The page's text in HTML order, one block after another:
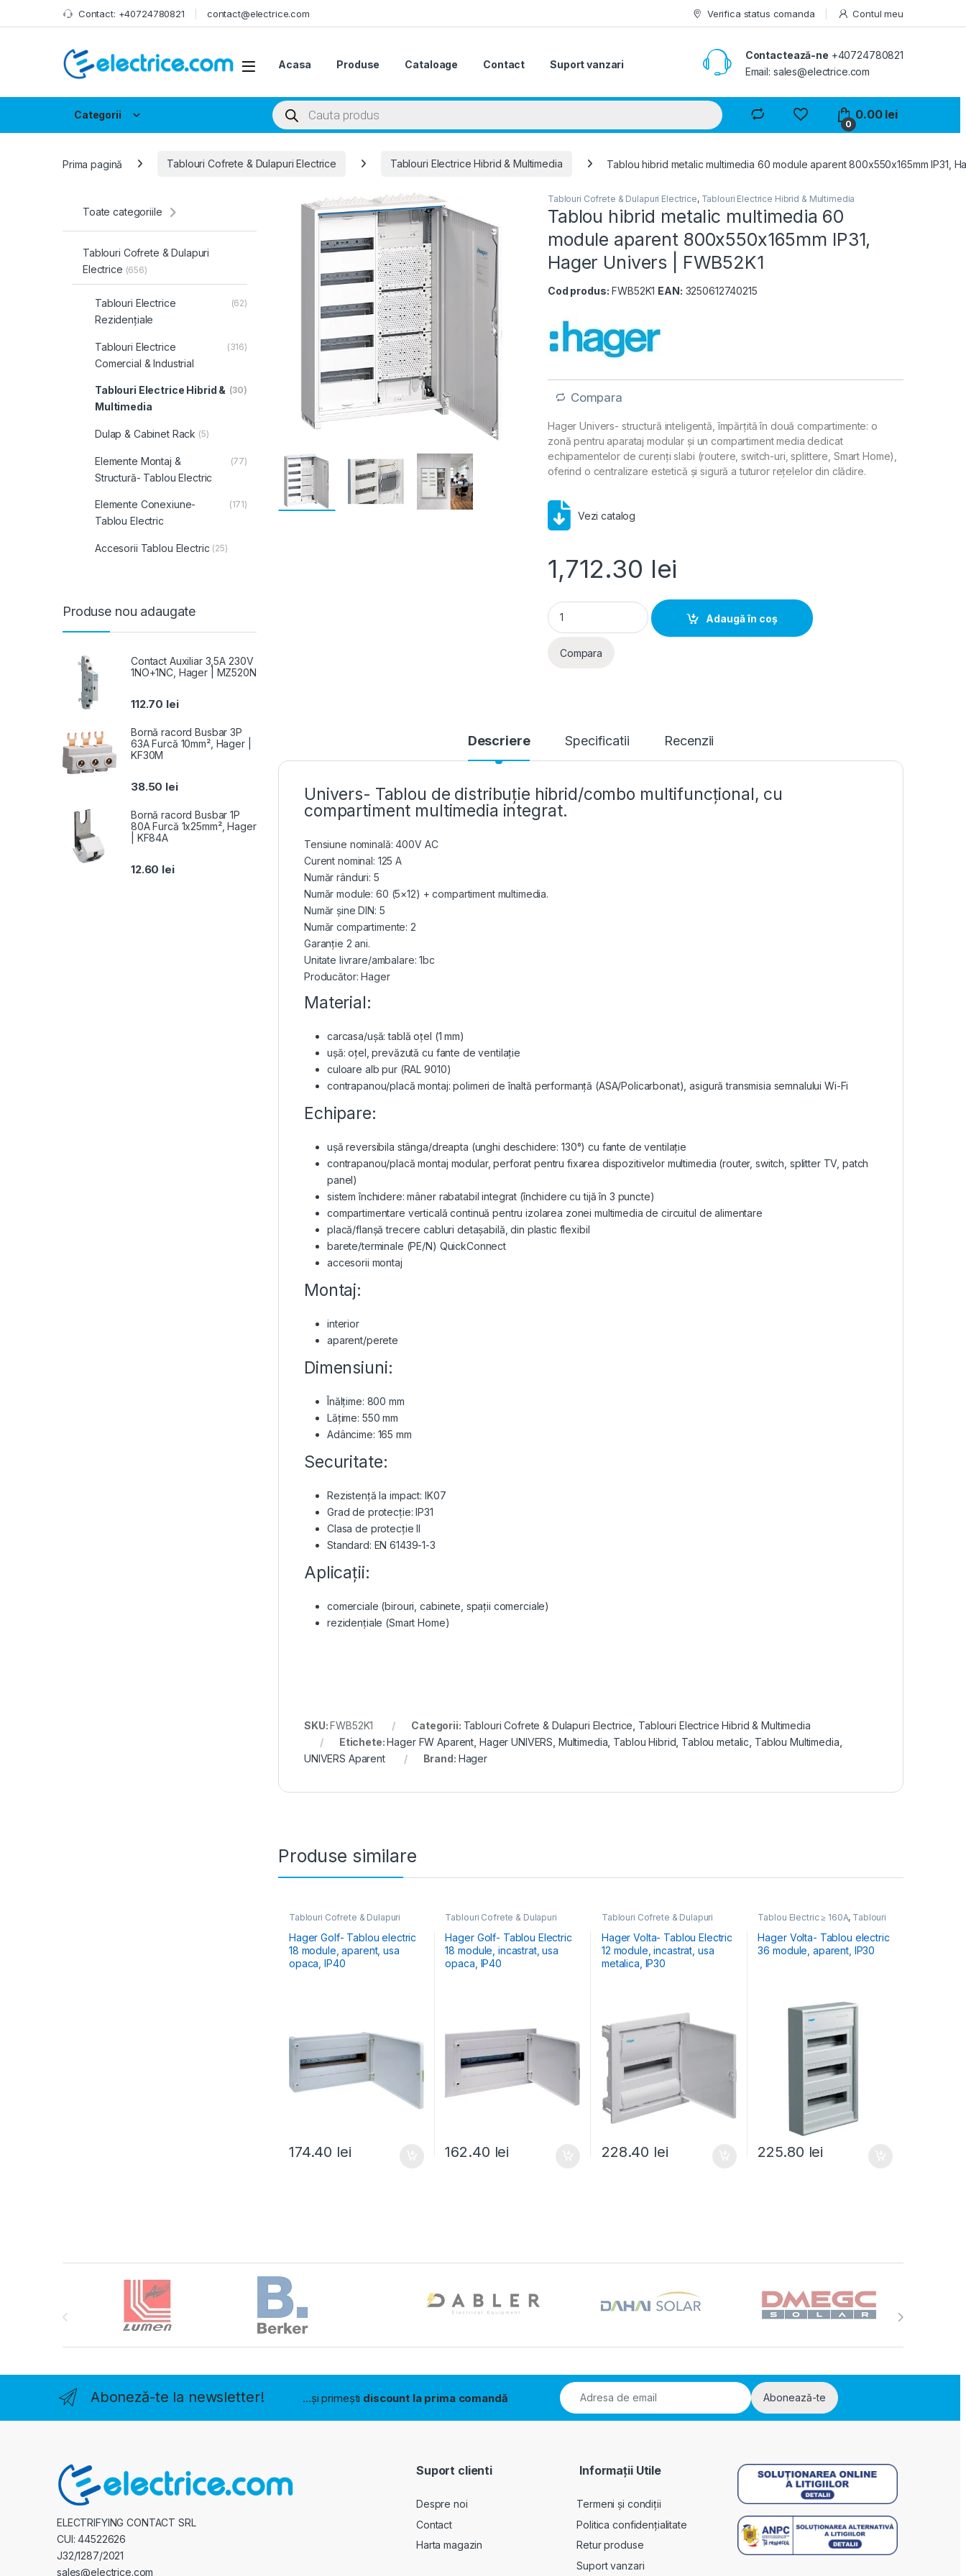
Skip to navigation
Skip to content Contact: +40724780821 contact@electrice.com Verifica status comanda Contul meu
Acasa Produse Cataloage Contact Suport vanzari
Contactează-ne +40724780821
Email: sales@electrice.com
Categorii
Products search
0
0.00 lei
Prima pagină Tablouri Cofrete & Dulapuri Electrice Tablouri Electrice Hibrid & Multimedia Tablou hibrid metalic multimedia 60 module aparent 800x550x165mm IP31,
Tablouri Cofrete & Dulapuri Electrice, Tablouri Electrice Hibrid & Multimedia
Tablou hibrid metalic multimedia 60
module aparent 800x550x165mm IP31,
Hager Univers | FWB52K1
Cod produs: FWB52K1 EAN: 3250612740215
Compara
Hager Univers- structură inteligentă, împărțită în două compartimente: o
zonă pentru aparataj modular și un compartiment media dedicat
echipamentelor de curenți slabi (routere, switch-uri, splittere, Smart Home),
oferind o centralizare estetică și sigură a tuturor rețelelor din clădire.
Vezi catalog
1,712.30 lei
Tablou hibrid metalic multimedia 60 module aparent 800x550x165mm IP31, Hager
Adaugă în coș
Compara
Descriere Specificatii Recenzii
Univers- Tablou de distribuție hibrid/combo multifuncțional, cu
compartiment multimedia integrat.
Tensiune nominală: 400V AC
Curent nominal: 125 A
Număr rânduri: 5
Număr module: 60 (5×12) + compartiment multimedia.
Număr șine DIN: 5
Număr compartimente: 2
Garanție 2 ani.
Unitate livrare/ambalare: 1bc
Producător: Hager
Material:
carcasa/ușă: tablă oțel (1 mm)
ușă: oțel, prevăzută cu fante de ventilație
culoare alb pur (RAL 9010)
contrapanou/placă montaj: polimeri de înaltă performanță (ASA/Policarbonat), asigură transmisia semnalului Wi-Fi
Echipare:
ușă reversibila stânga/dreapta (unghi deschidere: 130°) cu fante de ventilație
contrapanou/placă montaj modular, perforat pentru fixarea dispozitivelor multimedia (router, switch, splitter TV, patch
panel)
sistem închidere: mâner rabatabil integrat (închidere cu tijă în 3 puncte)
compartimentare verticală continuă pentru izolarea zonei multimedia de circuitul de alimentare
placă/flanșă trecere cabluri detașabilă, din plastic flexibil
barete/terminale (PE/N) QuickConnect
accesorii montaj
Montaj:
interior
aparent/perete
Dimensiuni:
Înălțime: 800 mm
Lățime: 550 mm
Adâncime: 165 mm
Securitate:
Rezistență la impact: IK07
Grad de protecție: IP31
Clasa de protecție II
Standard: EN 61439-1-3
Aplicații:
comerciale (birouri, cabinete, spații comerciale)
rezidențiale (Smart Home)
SKU:FWB52K1 Categorii: Tablouri Cofrete & Dulapuri Electrice, Tablouri Electrice Hibrid & Multimedia
Etichete:Hager FW Aparent, Hager UNIVERS, Multimedia, Tablou Hibrid, Tablou metalic, Tablou Multimedia,
UNIVERS Aparent
Brand: Hager
Produse similare
Tablouri Cofrete & Dulapuri
Tablouri Electrice
Rezidențiale Aparente
Hager Golf- Tablou electric
18 module, aparent, usa
opaca, IP40
174.40 lei
Tablouri Cofrete & Dulapuri
Tablouri Electrice
Rezidențiale Încastrate
Hager Golf- Tablou Electric
18 module, incastrat, usa
opaca, IP40
162.40 lei
Tablouri Cofrete & Dulapuri
Tablouri Electrice
Rezidențiale Încastrate
Hager Volta- Tablou Electric
12 module, incastrat, usa
metalica, IP30
228.40 lei
Tablou Electric ≥ 160A, Tablouri
Hager Volta- Tablou electric
36 module, aparent, IP30
225.80 lei
Toate categoriile
Tablouri Cofrete & Dulapuri
Electrice (656)
Tablouri Electrice
Rezidențiale
(62)
Tablouri Electrice
Comercial & Industrial
(316)
Tablouri Electrice Hibrid &
Multimedia
(30)
Dulap & Cabinet Rack (5)
Elemente Montaj &
Structură- Tablou Electric
(77)
Elemente Conexiune-
Tablou Electric
(171)
Accesorii Tablou Electric (25)
Produse nou adaugate
Contact Auxiliar 3,5A 230V
1NO+1NC, Hager | MZ520N
112.70 lei
Bornă racord Busbar 3P
63A Furcă 10mm², Hager |
KF30M
38.50 lei
Bornă racord Busbar 1P
80A Furcă 1x25mm², Hager
| KF84A
12.60 lei
Brands Carousel
Aboneză-te la newsletter! ...și primești discount la prima comandă Abonează-te
ELECTRIFYING CONTACT SRL
CUI: 44522626
J32/1287/2021
sales@electrice.com
Suport clienti
Despre noi
Contact
Harta magazin
Informații Utile
Termeni și condiții
Politica confidențialitate
Retur produse
Suport vanzari